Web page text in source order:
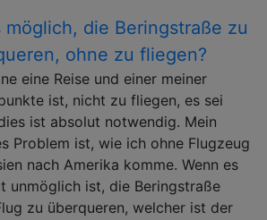
möglich, die Beringstraße zu
ohne zu fliegen?
eine Reise und einer meiner
ist, nicht zu fliegen, es sei
ist absolut notwendig. Mein
Problem ist, wie ich ohne Flugzeug
nach Amerika komme. Wenn es
unmöglich ist, die Beringstraße
zu überqueren, welcher ist der